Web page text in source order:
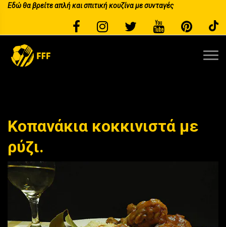
Εδώ θα βρείτε απλή και σπιτική κουζίνα με συνταγές
Κοπανάκια κοκκινιστά με
ρύζι.